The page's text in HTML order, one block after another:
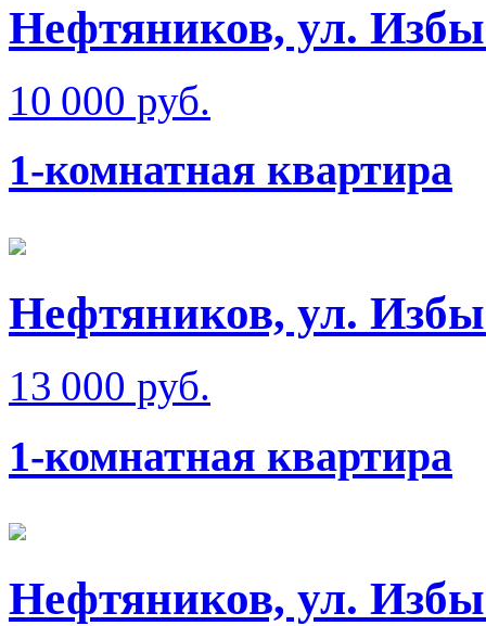
Нефтяников, ул.
10 000 руб.
1-комнатная квартира
Нефтяников, ул.
13 000 руб.
1-комнатная квартира
Нефтяников, ул.